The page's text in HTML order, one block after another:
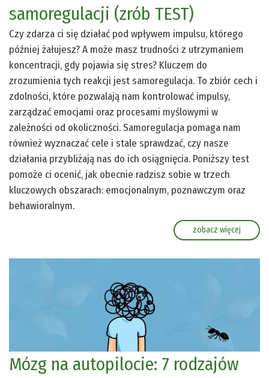
samoregulacji (zrób TEST)
Czy zdarza ci się działać pod wpływem impulsu, którego
później żałujesz? A może masz trudności z utrzymaniem
koncentracji, gdy pojawia się stres? Kluczem do
zrozumienia tych reakcji jest samoregulacja. To zbiór cech i
zdolności, które pozwalają nam kontrolować impulsy,
zarządzać emocjami oraz procesami myślowymi w
zależności od okoliczności. Samoregulacja pomaga nam
również wyznaczać cele i stale sprawdzać, czy nasze
działania przybliżają nas do ich osiągnięcia. Poniższy test
pomoże ci ocenić, jak obecnie radzisz sobie w trzech
kluczowych obszarach: emocjonalnym, poznawczym oraz
behawioralnym.
zobacz więcej
Mózg na autopilocie: 7 rodzajów